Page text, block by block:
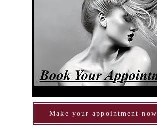
Make your appointment now